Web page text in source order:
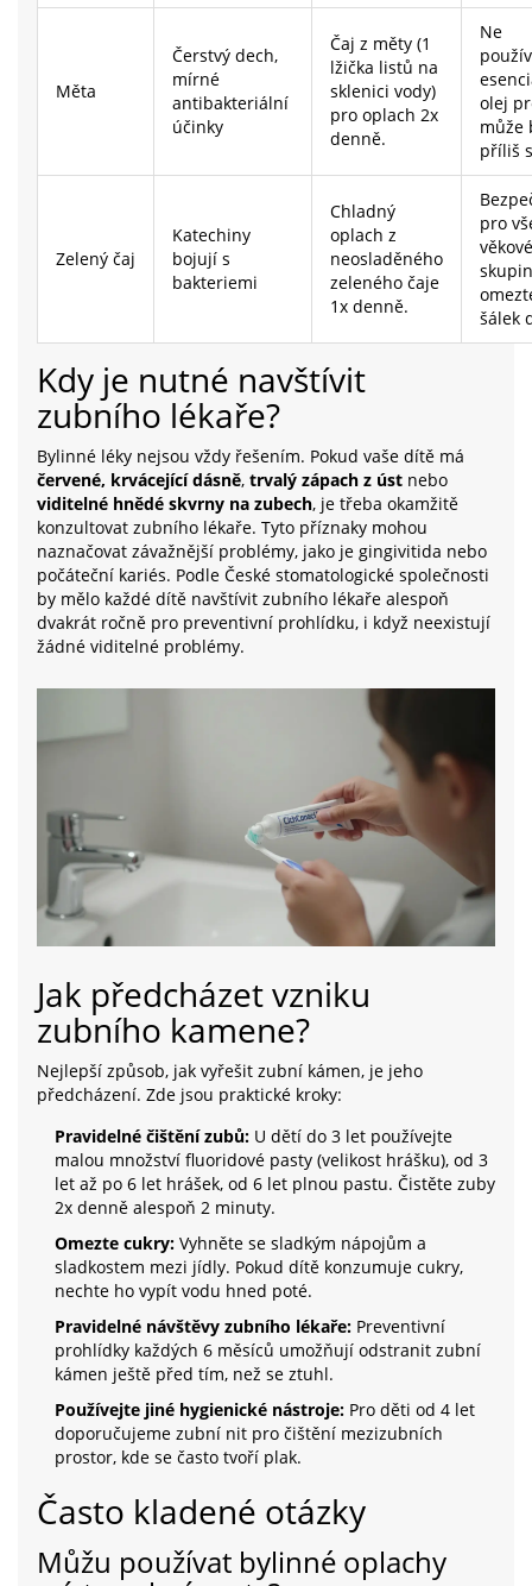
Měta
Čerstvý dech,
mírné
antibakteriální
účinky
Čaj z měty (1
lžička listů na
sklenici vody)
pro oplach 2x
denně.
Ne
olej
může
příliš
Zelený čaj
Katechiny
bojují s
bakteriemi
Chladný
oplach z
neosladěného
zeleného čaje
1x denně.
pro
věkové
šálek
Kdy je nutné navštívit
zubního lékaře?
Bylinné léky nejsou vždy řešením. Pokud vaše dítě má
červené, krvácející dásně, trvalý zápach z úst nebo
viditelné hnědé skvrny na zubech, je třeba okamžitě
konzultovat zubního lékaře. Tyto příznaky mohou
naznačovat závažnější problémy, jako je gingivitida nebo
počáteční kariés. Podle České stomatologické společnosti
by mělo každé dítě navštívit zubního lékaře alespoň
dvakrát ročně pro preventivní prohlídku, i když neexistují
žádné viditelné problémy.
Jak předcházet vzniku
zubního kamene?
Nejlepší způsob, jak vyřešit zubní kámen, je jeho
předcházení. Zde jsou praktické kroky:
Pravidelné čištění zubů: U dětí do 3 let používejte
malou množství fluoridové pasty (velikost hrášku), od 3
let až po 6 let hrášek, od 6 let plnou pastu. Čistěte zuby
2x denně alespoň 2 minuty.
Omezte cukry: Vyhněte se sladkým nápojům a
sladkostem mezi jídly. Pokud dítě konzumuje cukry,
nechte ho vypít vodu hned poté.
Pravidelné návštěvy zubního lékaře: Preventivní
prohlídky každých 6 měsíců umožňují odstranit zubní
kámen ještě před tím, než se ztuhl.
Používejte jiné hygienické nástroje: Pro děti od 4 let
doporučujeme zubní nit pro čištění mezizubních
prostor, kde se často tvoří plak.
Často kladené otázky
Můžu používat bylinné oplachy